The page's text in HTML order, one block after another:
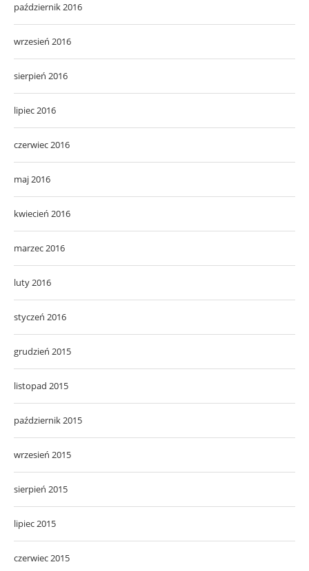
październik 2016
wrzesień 2016
sierpień 2016
lipiec 2016
czerwiec 2016
maj 2016
kwiecień 2016
marzec 2016
luty 2016
styczeń 2016
grudzień 2015
listopad 2015
październik 2015
wrzesień 2015
sierpień 2015
lipiec 2015
czerwiec 2015